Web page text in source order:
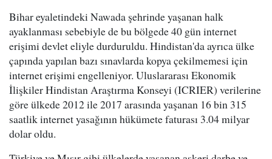
Bihar eyaletindeki Nawada şehrinde yaşanan halk
ayaklanması sebebiyle de bu bölgede 40 gün internet
erişimi devlet eliyle durduruldu. Hindistan'da ayrıca ülke
çapında yapılan bazı sınavlarda kopya çekilmemesi için
internet erişimi engelleniyor. Uluslararası Ekonomik
İlişkiler Hindistan Araştırma Konseyi (ICRIER) verilerine
göre ülkede 2012 ile 2017 arasında yaşanan 16 bin 315
saatlik internet yasağının hükümete faturası 3.04 milyar
dolar oldu.